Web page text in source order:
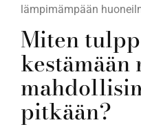
lämpimämpään
Miten
kestämään
pitkään?